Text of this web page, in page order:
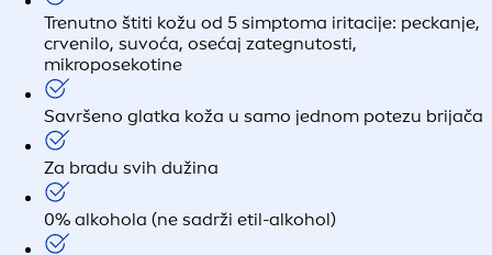
Trenutno štiti kožu od 5 simptoma iritacije: peckanje,
crvenilo, suvoća, osećaj zategnutosti,
mikroposekotine
Savršeno glatka koža u samo jednom potezu brijača
Za bradu svih dužina
0% alkohola (ne sadrži etil-alkohol)